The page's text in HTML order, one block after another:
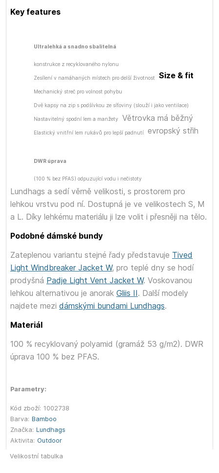
Key features
Ultralehká a snadno sbalitelná
konstrukce z recyklovaného nylonu
Zesílení v namáhaných místech pro delší životnost
Mechanický streč pro volnost pohybu
Dvě kapsy na zip s podšívkou ze síťoviny (slouží i jako ventilace)
Nastavitelný spodní lem a manžety
Elastický vnitřní lem rukávů pro lepší padnutí
DWR úprava
(100 % bez PFAS) odpuzující vodu i nečistoty
Size & fit
Větrovka má běžný
evropský střih
Lundhags a sedí věrně velikosti, s prostorem pro
lehkou vrstvu pod ní. Dostupná je ve velikostech S, M
a L. Díky lehkému materiálu ji lze volit i přesněji na tělo.
Podobné dámské bundy
Zateplenou variantu stejné řady představuje Tived
Light Windbreaker Jacket W, pro teplé dny se hodí
prodyšná Padje Light Vent Jacket W. Voskovanou
lehkou alternativou je anorak Gliis II. Další modely
najdete mezi dámskými bundami Lundhags.
Materiál
100 % recyklovaný polyamid (gramáž 53 g/m2). DWR
úprava 100 % bez PFAS.
Parametry:
Kód zboží: 1002738
Barva: Bamboo
Značka: Lundhags
Aktivita: Outdoor
Velikostní tabulka